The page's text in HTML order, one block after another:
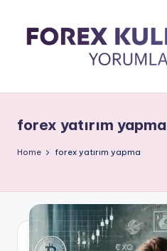
forex yatırım yapma
Home forex yatırım yapma